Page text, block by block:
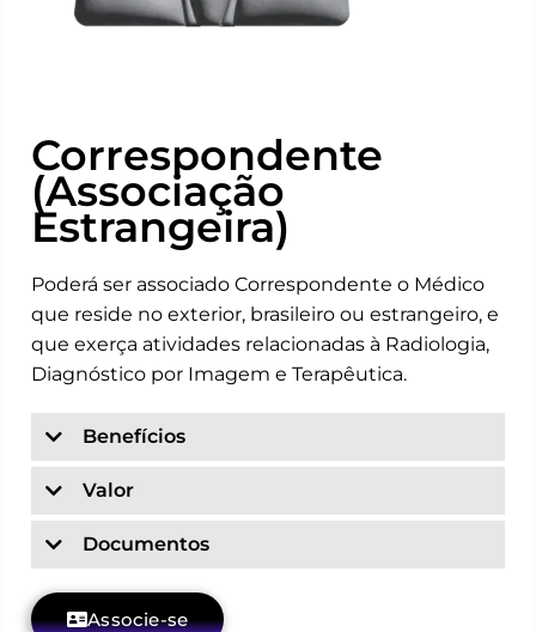
Correspondente
(Associação
Estrangeira)
Poderá ser associado Correspondente o Médico
que reside no exterior, brasileiro ou estrangeiro, e
que exerça atividades relacionadas à Radiologia,
Diagnóstico por Imagem e Terapêutica.
Benefícios
Valor
Documentos
Associe-se